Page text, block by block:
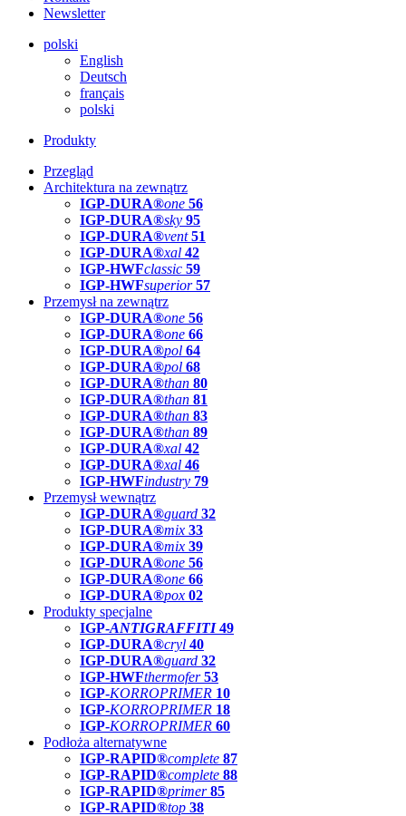
Newsletter
polski
English
Deutsch
français
polski
Produkty
Przegląd
Architektura na zewnątrz
IGP-DURA®one 56
IGP-DURA®sky 95
IGP-DURA®vent 51
IGP-DURA®xal 42
IGP-HWFclassic 59
IGP-HWFsuperior 57
Przemysł na zewnątrz
IGP-DURA®one 56
IGP-DURA®one 66
IGP-DURA®pol 64
IGP-DURA®pol 68
IGP-DURA®than 80
IGP-DURA®than 81
IGP-DURA®than 83
IGP-DURA®than 89
IGP-DURA®xal 42
IGP-DURA®xal 46
IGP-HWFindustry 79
Przemysł wewnątrz
IGP-DURA®guard 32
IGP-DURA®mix 33
IGP-DURA®mix 39
IGP-DURA®one 56
IGP-DURA®one 66
IGP-DURA®pox 02
Produkty specjalne
IGP-ANTIGRAFFITI49
IGP-DURA®cryl 40
IGP-DURA®guard 32
IGP-HWFthermofer 53
IGP-KORROPRIMER 10
IGP-KORROPRIMER 18
IGP-KORROPRIMER 60
Podłoża alternatywne
IGP-RAPID®complete 87
IGP-RAPID®complete 88
IGP-RAPID®primer 85
IGP-RAPID®top 38